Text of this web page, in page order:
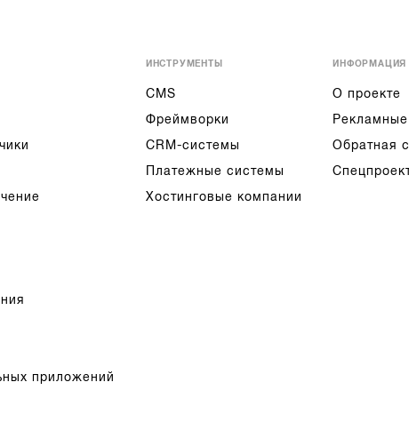
приложений
ИНСТРУМЕНТЫ
CMS
Фреймворки
CRM-системы
Платежные системы
Хостинговые компании
ИНФОРМАЦИЯ
О проекте
Обратная